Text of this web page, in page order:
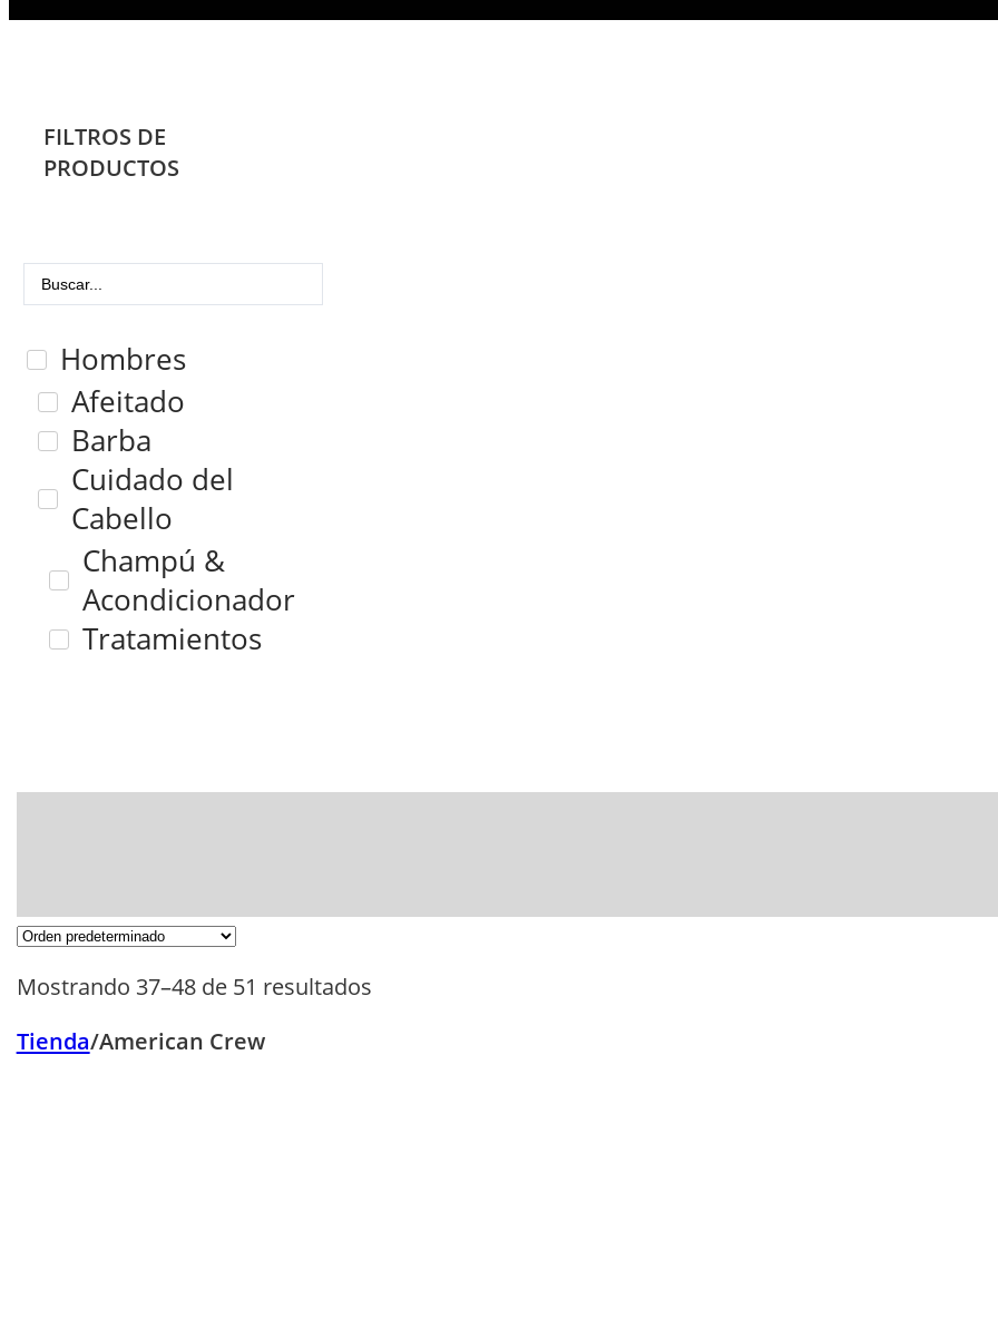
FILTROS DE
PRODUCTOS
Search
Hombres
Afeitado
Barba
Cuidado del
Cabello
Champú &
Acondicionador
Tratamientos
Acondicionador &
Color y Matización
Semipermanente
Cuidado del
Mostrando 37–48 de 51 resultados
Tienda/American Crew